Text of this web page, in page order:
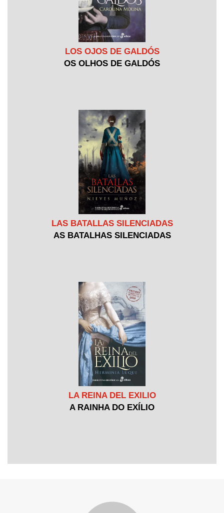
LOS OJOS DE GALDÓS
OS OLHOS DE GALDÓS
LAS BATALLAS SILENCIADAS
AS BATALHAS SILENCIADAS
LA REINA DEL EXILIO
A RAINHA DO EXÍLIO